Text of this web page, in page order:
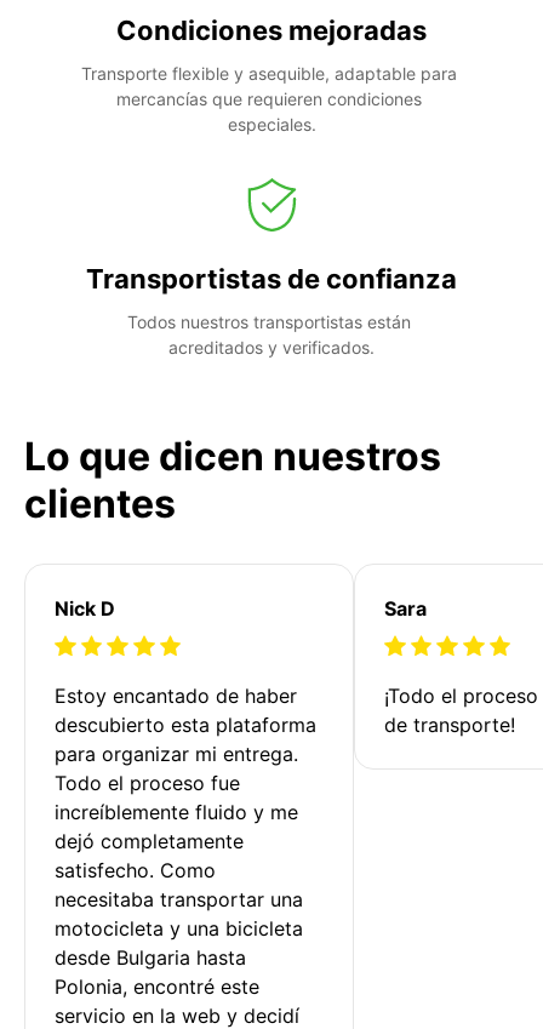
Condiciones mejoradas
Transporte flexible y asequible, adaptable para
mercancías que requieren condiciones
especiales.
Transportistas de confianza
Todos nuestros transportistas están
acreditados y verificados.
Lo que dicen nuestros
clientes
Nick D
Estoy encantado de haber
descubierto esta plataforma
para organizar mi entrega.
Todo el proceso fue
increíblemente fluido y me
dejó completamente
satisfecho. Como
necesitaba transportar una
motocicleta y una bicicleta
desde Bulgaria hasta
Polonia, encontré este
servicio en la web y decidí
Sara
¡Todo el
de transporte!